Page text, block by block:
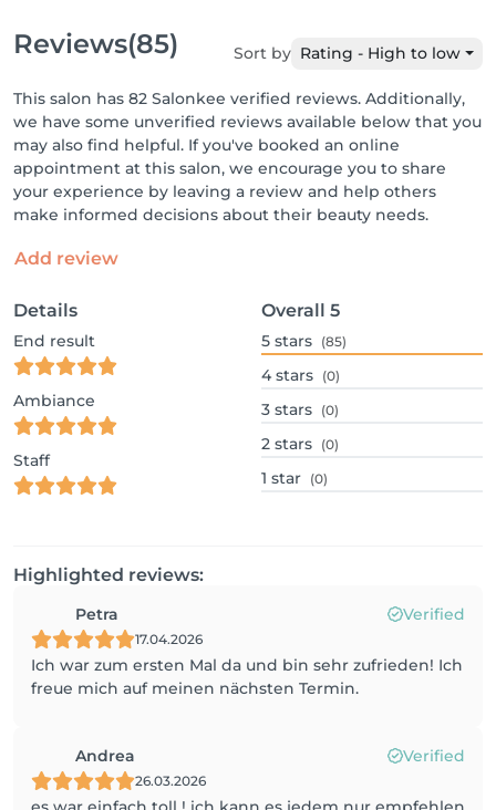
Reviews(85) Sort by Rating - High to low
This salon has 82 Salonkee verified reviews. Additionally,
we have some unverified reviews available below that you
may also find helpful. If you've booked an online
appointment at this salon, we encourage you to share
your experience by leaving a review and help others
make informed decisions about their beauty needs.
Add review
Details
End result
Ambiance
Staff
Overall 5
5 stars (85)
4 stars (0)
3 stars (0)
2 stars (0)
1 star (0)
Highlighted reviews:
Petra Verified
17.04.2026
Ich war zum ersten Mal da und bin sehr zufrieden! Ich
freue mich auf meinen nächsten Termin.
Andrea Verified
26.03.2026